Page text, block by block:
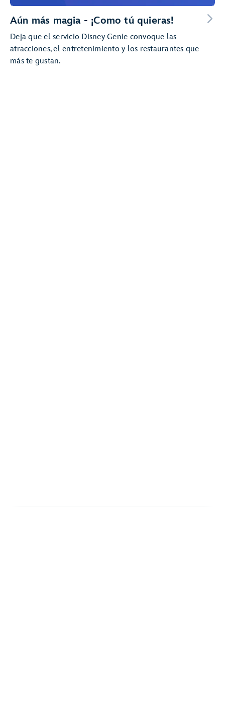
Aún más magia - ¡Como tú quieras!
Deja que el servicio Disney Genie convoque las
atracciones, el entretenimiento y los restaurantes que
más te gustan.